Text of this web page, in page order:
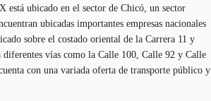
ubicado en el sector de Chicó, un sector
ubicadas importantes empresas nacionales
sobre el costado oriental de la Carrera 11 y
diferentes vías como la Calle 100, Calle 92 y Calle
con una variada oferta de transporte público y